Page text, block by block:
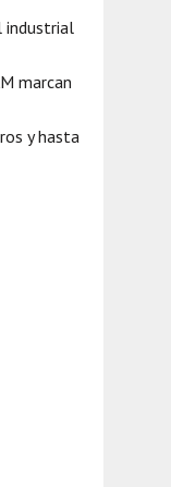
industrial
marcan
y hasta